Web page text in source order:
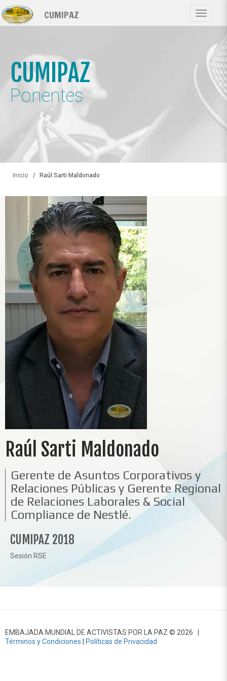
Pasar
al
contenido
Toggle
CUMIPAZ
CUMIPAZ
Ponentes
Inicio Raúl Sarti Maldonado
Raúl Sarti Maldonado
Gerente de Asuntos Corporativos y
Relaciones Públicas y Gerente Regional
de Relaciones Laborales & Social
Compliance de Nestlé.
CUMIPAZ 2018
Sesión RSE
EMBAJADA MUNDIAL DE ACTIVISTAS POR LA PAZ © 2026 |
Términos y Condiciones
Políticas de Privacidad